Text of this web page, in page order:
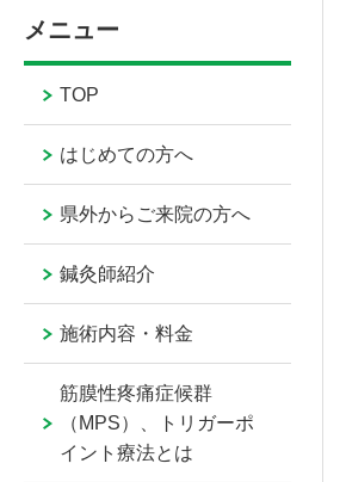
メニュー
TOP
はじめての方へ
県外からご来院の方へ
鍼灸師紹介
施術内容・料金
筋膜性疼痛症候群
（MPS）、トリガーポ
イント療法とは